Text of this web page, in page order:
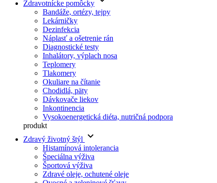
Zdravotnícke pomôcky
Bandáže, ortézy, tejpy
Lekárničky
Dezinfekcia
Náplasť a ošetrenie rán
Diagnostické testy
Inhalátory, výplach nosa
Teplomery
Tlakomery
Okuliare na čítanie
Chodidlá, päty
Dávkovače liekov
Inkontinencia
Vysokoenergetická diéta, nutričná podpora
produkt
Zdravý životný štýl
keyboard_arrow_down
Histamínová intolerancia
Špeciálna výživa
Športová výživa
Zdravé oleje, ochutené oleje